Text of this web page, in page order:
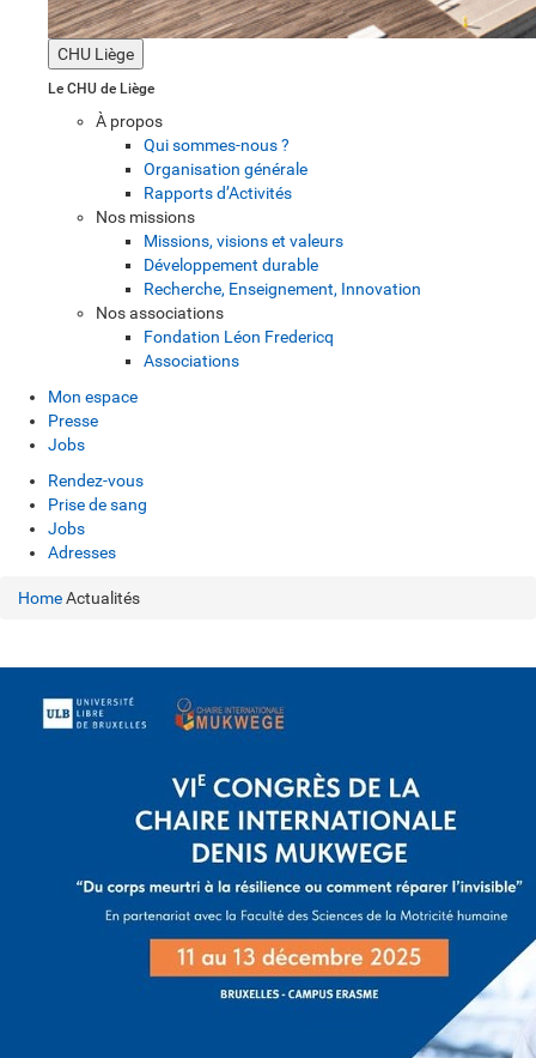
CHU Liège
Le CHU de Liège
À propos
Qui sommes-nous ?
Organisation générale
Rapports d’Activités
Nos missions
Missions, visions et valeurs
Développement durable
Recherche, Enseignement, Innovation
Nos associations
Fondation Léon Fredericq
Associations
Mon espace
Presse
Jobs
Rendez-vous
Prise de sang
Jobs
Adresses
HomeActualités